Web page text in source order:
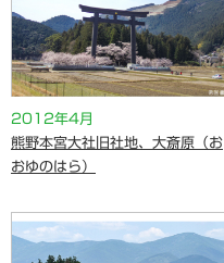
2012年4月
熊野本宮大社旧社地、大斎原（お
おゆのはら）